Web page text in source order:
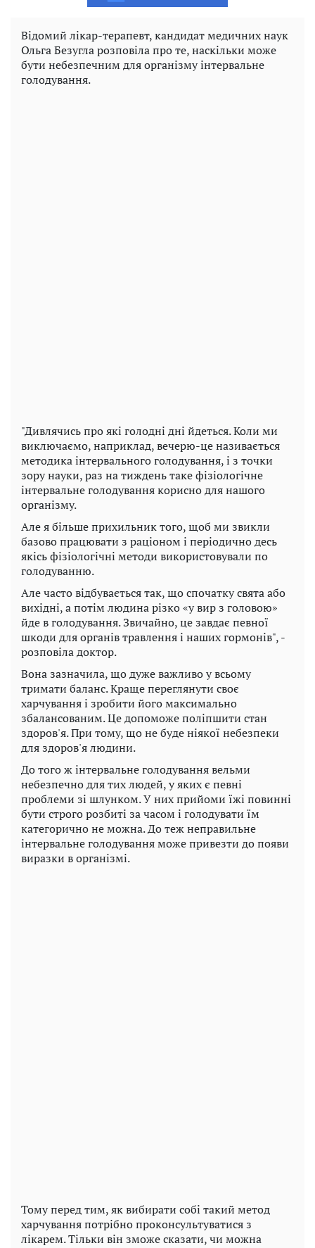
Відомий лікар-терапевт, кандидат медичних наук
Ольга Безугла розповіла про те, наскільки може
бути небезпечним для організму інтервальне
голодування.
"Дивлячись про які голодні дні йдеться. Коли ми
виключаємо, наприклад, вечерю-це називається
методика інтервального голодування, і з точки
зору науки, раз на тиждень таке фізіологічне
інтервальне голодування корисно для нашого
організму.
Але я більше прихильник того, щоб ми звикли
базово працювати з раціоном і періодично десь
якісь фізіологічні методи використовували по
голодуванню.
Але часто відбувається так, що спочатку свята або
вихідні, а потім людина різко «у вир з головою»
йде в голодування. Звичайно, це завдає певної
шкоди для органів травлення і наших гормонів", -
розповіла доктор.
Вона зазначила, що дуже важливо у всьому
тримати баланс. Краще переглянути своє
харчування і зробити його максимально
збалансованим. Це допоможе поліпшити стан
здоров'я. При тому, що не буде ніякої небезпеки
для здоров'я людини.
До того ж інтервальне голодування вельми
небезпечно для тих людей, у яких є певні
проблеми зі шлунком. У них прийоми їжі повинні
бути строго розбиті за часом і голодувати їм
категорично не можна. До теж неправильне
інтервальне голодування може привезти до появи
виразки в організмі.
Тому перед тим, як вибирати собі такий метод
харчування потрібно проконсультуватися з
лікарем. Тільки він зможе сказати, чи можна